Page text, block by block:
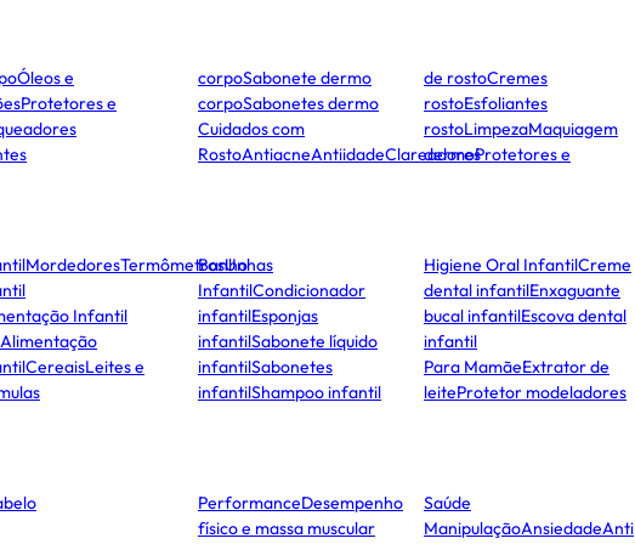
Óleos e
Protetores e
corpoSabonete dermo
corpoSabonetes dermo
Cuidados com
RostoAntiacneAntiidadeClareadores
de rostoCremes
rostoEsfoliantes
rostoLimpezaMaquiagem
dermoProtetores e
MordedoresTermômetrosUnhas
Infantil
Alimentação
CereaisLeites e
Banho
InfantilCondicionador
infantilEsponjas
infantilSabonete líquido
infantilSabonetes
infantilShampoo infantil
Higiene Oral InfantilCreme
dental infantilEnxaguante
bucal infantilEscova dental
infantil
Para MamãeExtrator de
leiteProtetor modeladores
PerformanceDesempenho
físico e massa muscular
Saúde
ManipulaçãoAnsiedadeAnti